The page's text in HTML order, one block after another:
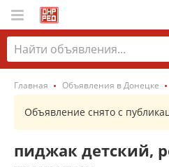
Главная Объявления в Донецке
Объявление снято с
пиджак детский,